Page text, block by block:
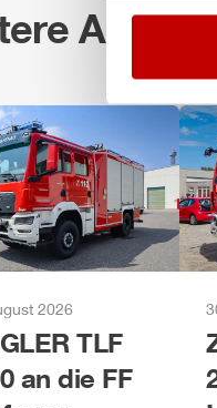
2026
TLF
an die FF